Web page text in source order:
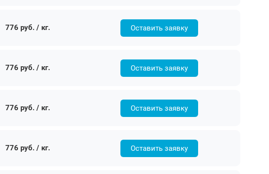
776 руб. / кг. Оставить заявку
776 руб. / кг. Оставить заявку
776 руб. / кг. Оставить заявку
776 руб. / кг. Оставить заявку